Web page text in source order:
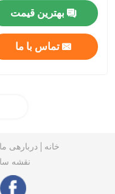
بهترین قیمت
تماس با ما
خانه دربارهی ما
نقشه